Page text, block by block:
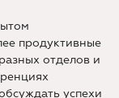
продуктивные
отделов и
успехи